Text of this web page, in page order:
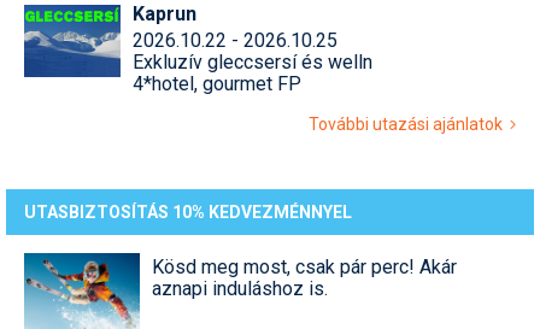
Kaprun
2026.10.22 - 2026.10.25
Exkluzív gleccsersí és welln
4*hotel, gourmet FP
További utazási ajánlatok
UTASBIZTOSÍTÁS 10% KEDVEZMÉNNYEL
Kösd meg most, csak pár perc! Akár
aznapi induláshoz is.